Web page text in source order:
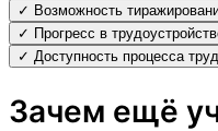
✓ Возможность
✓ Прогресс в
✓ Доступность процесса
Зачем ещё